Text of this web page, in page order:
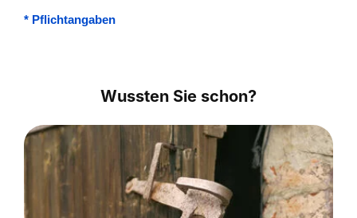
* Pflichtangaben
Wussten Sie schon?